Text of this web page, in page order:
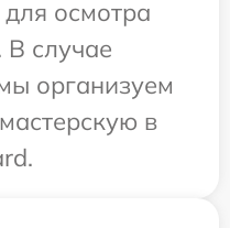
осмотра
В случае
организуем
в